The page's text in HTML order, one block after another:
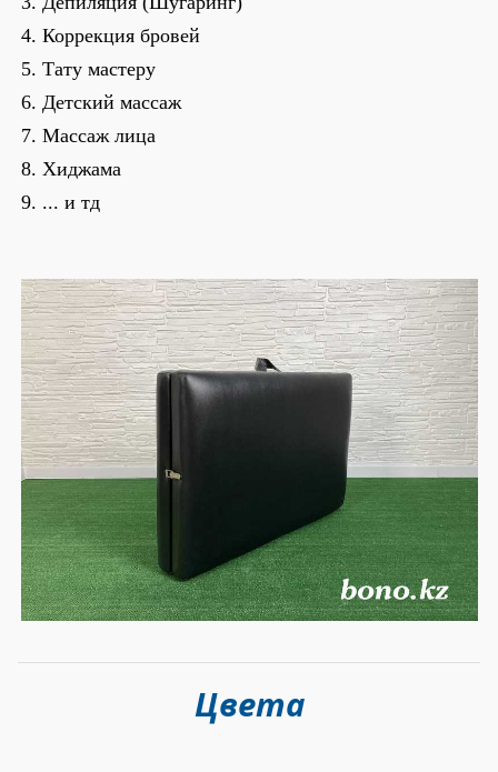
4. Коррекция бровей
5. Тату мастеру
6. Детский массаж
7. Массаж лица
8. Хиджама
9. ... и тд
Цвета